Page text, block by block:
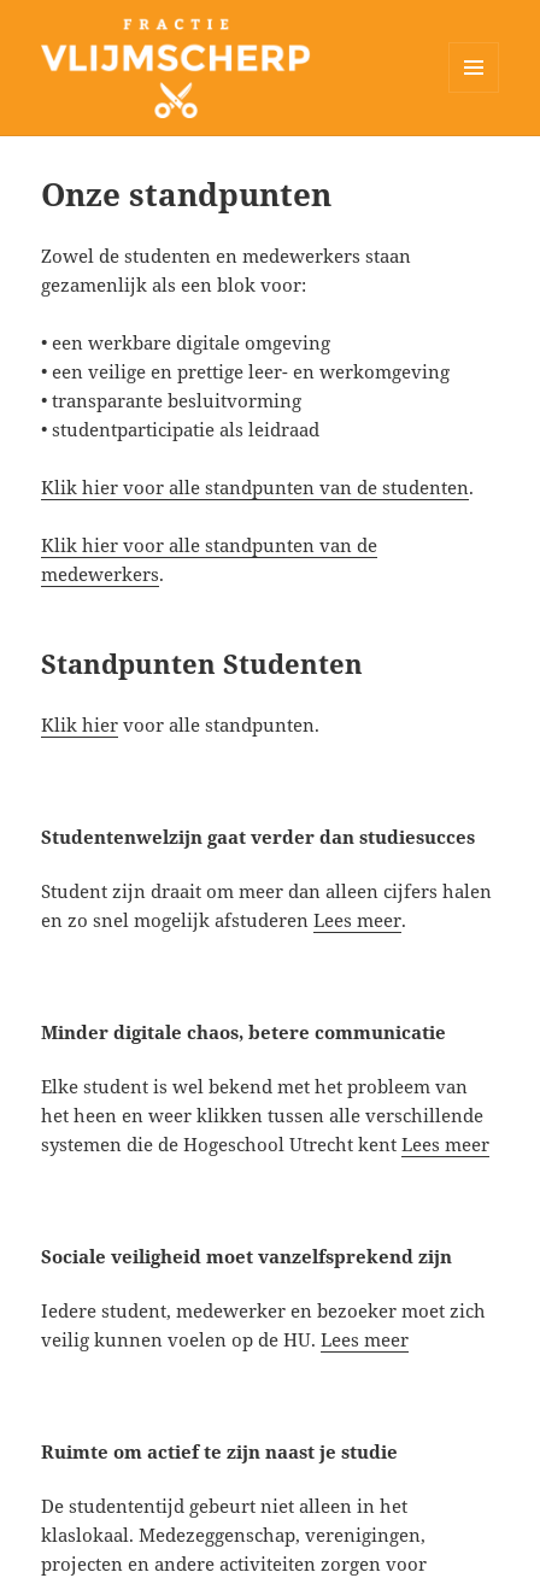
WIDGETS
Onze standpunten
Zowel de studenten en medewerkers staan
gezamenlijk als een blok voor:
•⁠ ⁠een werkbare digitale omgeving
•⁠ ⁠een veilige en prettige leer- en werkomgeving
•⁠ ⁠transparante besluitvorming
•⁠ ⁠studentparticipatie als leidraad
Klik hier voor alle standpunten van de studenten.
Klik hier voor alle standpunten van de
medewerkers.
Standpunten Studenten
Klik hier voor alle standpunten.
Studentenwelzijn gaat verder dan studiesucces
Student zijn draait om meer dan alleen cijfers halen
en zo snel mogelijk afstuderenLees meer.
Minder digitale chaos, betere communicatie
Elke student is wel bekend met het probleem van
het heen en weer klikken tussen alle verschillende
systemen die de Hogeschool Utrecht kentLees meer
Sociale veiligheid moet vanzelfsprekend zijn
Iedere student, medewerker en bezoeker moet zich
veilig kunnen voelen op de HU.Lees meer
Ruimte om actief te zijn naast je studie
De studententijd gebeurt niet alleen in het
klaslokaal. Medezeggenschap, verenigingen,
projecten en andere activiteiten zorgen voor